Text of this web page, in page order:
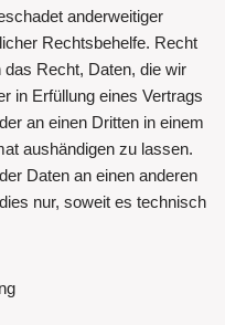
anderweitiger
Rechtsbehelfe. Recht
Recht, Daten, die wir
in Erfüllung eines Vertrags
an einen Dritten in einem
aushändigen zu lassen.
Daten an einen anderen
nur, soweit es technisch